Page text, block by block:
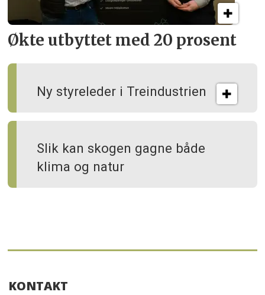
Økte utbyttet med 20 prosent
Ny styreleder i Treindustrien
Slik kan skogen gagne både
klima og natur
KONTAKT